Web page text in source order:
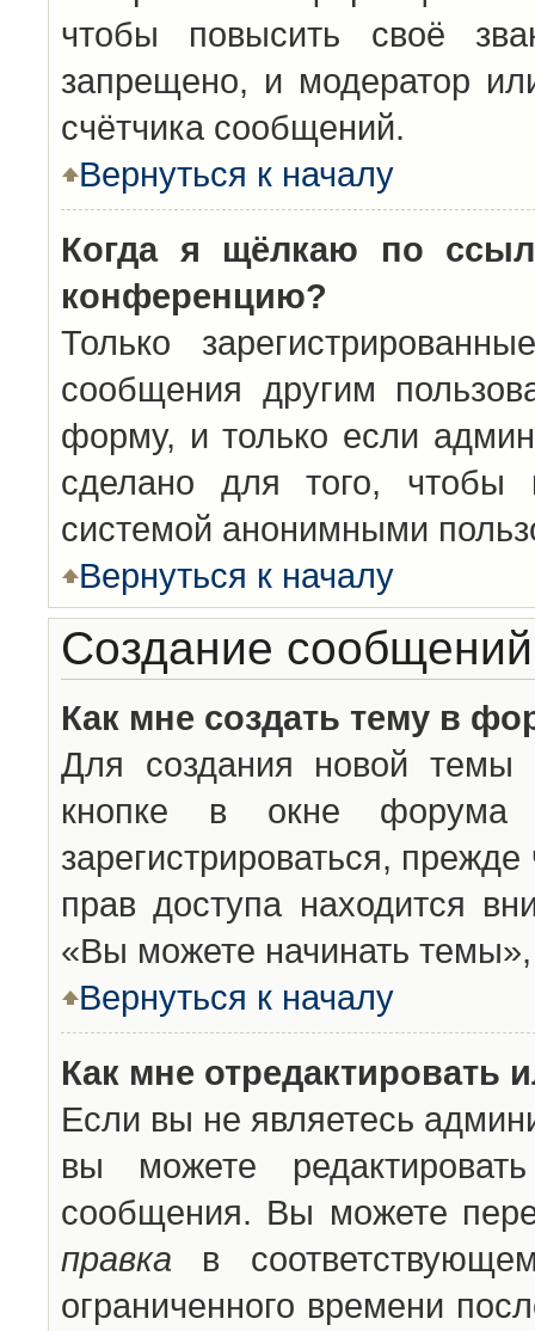
чтобы повысить своё
запрещено, и модератор
счётчика сообщений.
Вернуться к началу
Когда я щёлкаю по
конференцию?
Только
сообщения другим
форму, и только если
сделано для того, чтобы
системой анонимными
Вернуться к началу
Создание сообщений
Как мне создать тему в
Для создания новой темы
кнопке в окне
зарегистрироваться,
прав доступа находится
«Вы можете начинать
Вернуться к началу
Как мне отредактировать
Если вы не являетесь
вы можете
сообщения. Вы можете
правка в
ограниченного времени